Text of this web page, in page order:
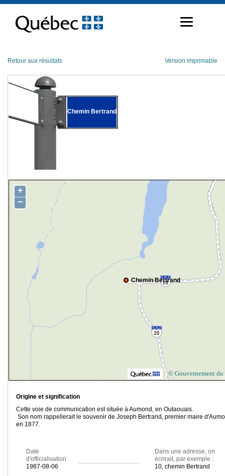
contenu
Retour aux résultats Version imprimable
Chemin Bertrand
Chemin Bertrand
+
−
© Gouvernement du
Origine et signification
Cette voie de communication est située à Aumond, en Outaouais.
Son nom rappellerait le souvenir de Joseph Bertrand, premier maire
en 1877.
Date
d'officialisation
1987-08-06
Dans une adresse, on
écrirait, par exemple :
10, chemin Bertrand